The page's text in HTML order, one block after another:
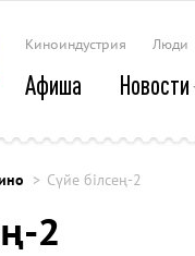
Киноиндустрия Люди
Афиша Новости
Сүйе білсең-2
2